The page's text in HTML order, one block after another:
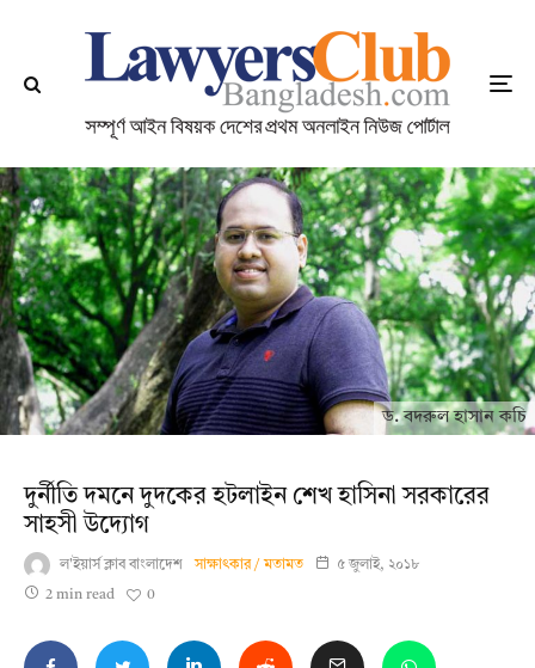
ড. বদরুল হাসান কচি
দুর্নীতি দমনে দুদকের হটলাইন শেখ হাসিনা সরকারের
সাহসী উদ্যোগ
ল'ইয়ার্স ক্লাব বাংলাদেশ সাক্ষাৎকার / মতামত ৫ জুলাই, ২০১৮
2 min read 0